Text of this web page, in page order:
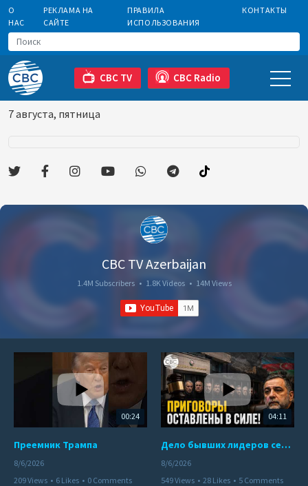
О
НАС
РЕКЛАМА НА
САЙТЕ
ПРАВИЛА
ИСПОЛЬЗОВАНИЯ
КОНТАКТЫ
CBC TV CBC Radio
7 августа, пятница
CBC TV Azerbaijan
1.4M Subscribers • 1.8K Videos • 14M Views
00:24
Преемник Трампа
8/6/2026
209 Views • 6 Likes • 0 Comments
04:11
Дело бывших лидеров сепаратистского режима в Карабахе
8/6/2026
549 Views • 28 Likes • 5 Comments